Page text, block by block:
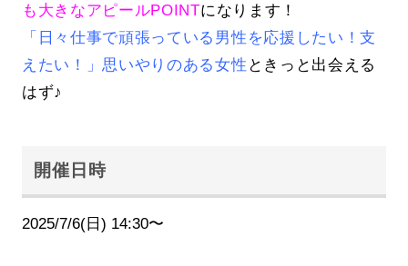
も大きなアピールPOINTになります！
「日々仕事で頑張っている男性を応援したい！支
えたい！」思いやりのある女性 ときっと出会える
はず♪
開催日時
2025/7/6(日) 14:30〜